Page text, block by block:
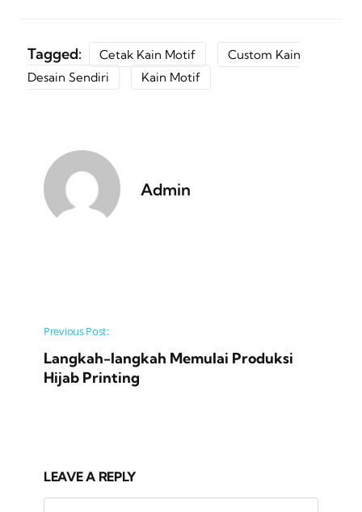
Tagged: Cetak Kain Motif
Custom Kain
Desain Sendiri
Kain Motif
Admin
Post navigation
Previous Post:
Langkah-langkah Memulai Produksi
Hijab Printing
LEAVE A REPLY